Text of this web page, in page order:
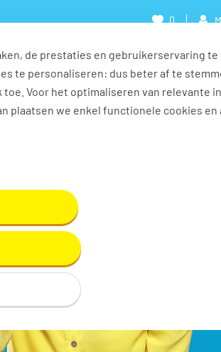
de prestaties en gebruikerservaring
te personaliseren: dus beter af te
Voor het optimaliseren van relevante
plaatsen we enkel functionele cookies en
0